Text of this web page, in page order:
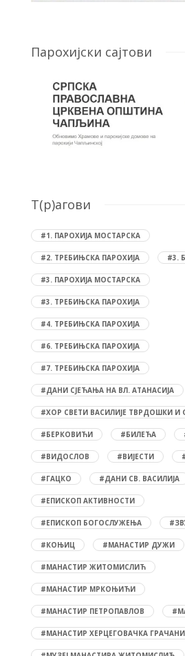
Парохијски сајтови
T(р)агови
#1. ПАРОХИЈА МОСТАРСКА
#2. ТРЕБИЊСКА ПАРОХИЈА #3.
#3. ПАРОХИЈА МОСТАРСКА
#3. ТРЕБИЊСКА ПАРОХИЈА
#4. ТРЕБИЊСКА ПАРОХИЈА
#6. ТРЕБИЊСКА ПАРОХИЈА
#7. ТРЕБИЊСКА ПАРОХИЈА
#ДАНИ СЈЕЋАЊА НА ВЛ. АТАНАСИЈА
#ХОР СВЕТИ ВАСИЛИЈЕ ТВРДОШКИ
#БЕРКОВИЋИ #БИЛЕЋА
#ВИДОСЛОВ #ВИЈЕСТИ
#ГАЦКО #ДАНИ СВ. ВАСИЛИЈА
#ЕПИСКОП АКТИВНОСТИ
#ЕПИСКОП БОГОСЛУЖЕЊА
#КОЊИЦ #МАНАСТИР ДУЖИ
#МАНАСТИР ЖИТОМИСЛИЋ
#МАНАСТИР МРКОЊИЋИ
#МАНАСТИР ПЕТРОПАВЛОВ
#МАНАСТИР ХЕРЦЕГОВАЧКА